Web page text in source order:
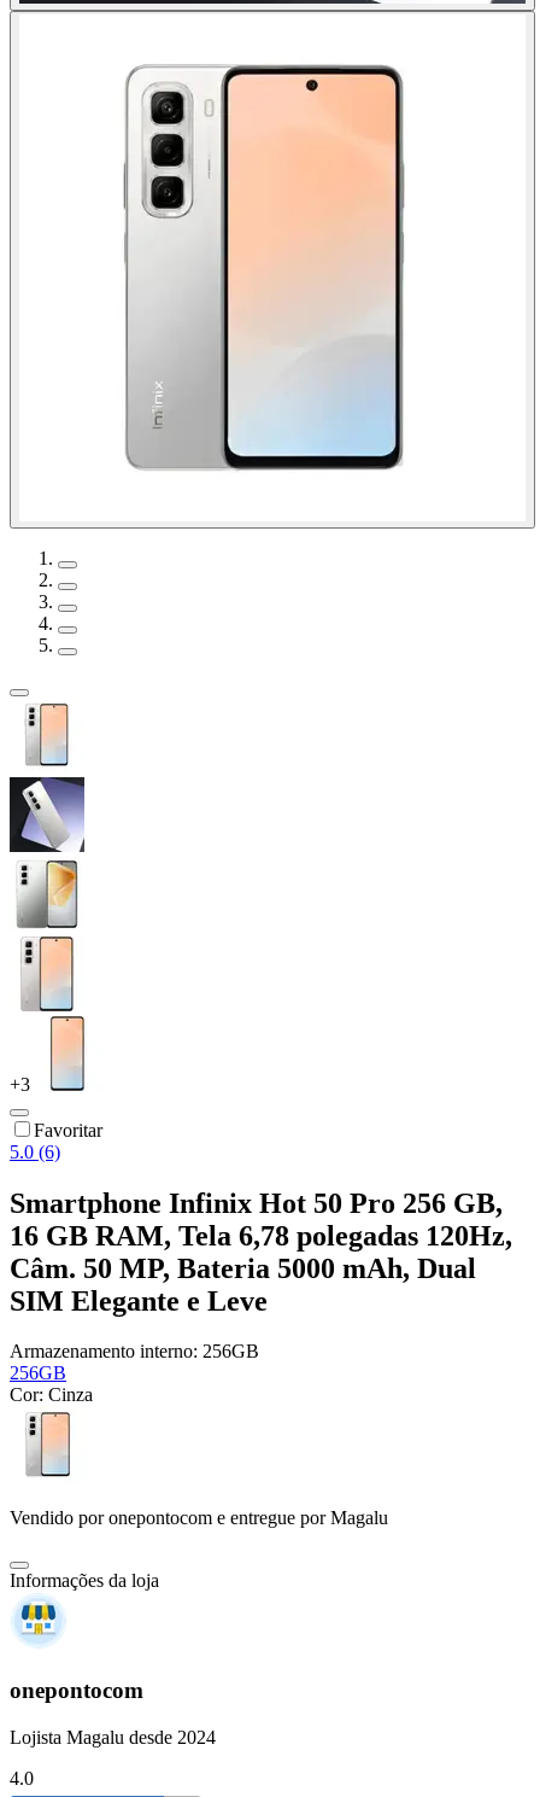
+3
Favoritar
5.0 (6)
Smartphone Infinix Hot 50 Pro 256 GB,
16 GB RAM, Tela 6,78 polegadas 120Hz,
Câm. 50 MP, Bateria 5000 mAh, Dual
SIM Elegante e Leve
Armazenamento interno: 256GB
256GB
Cor: Cinza
Vendido poronepontocom e entregue por Magalu
Informações da loja
onepontocom
Lojista Magalu desde 2024
4.0